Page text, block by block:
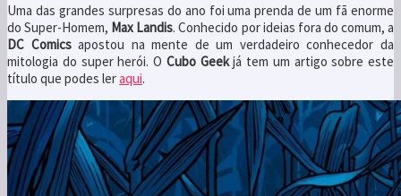
Uma das grandes surpresas do ano foi uma prenda de um fã enorme
do Super-Homem, Max Landis. Conhecido por ideias fora do comum, a
DC Comicsapostou na mente de um verdadeiro conhecedor da
mitologia do super herói. O Cubo Geekjá tem um artigo sobre este
título que podes leraqui.